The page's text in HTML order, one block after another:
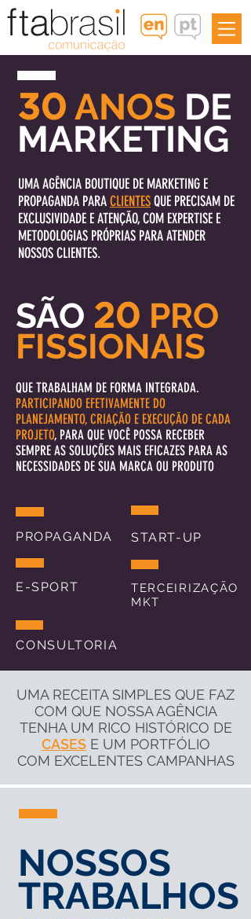
30 ANOS DE
MARKETING
UMA AGÊNCIA BOUTIQUE DE MARKETING E
PROPAGANDA PARACLIENTESQUE PRECISAM DE
EXCLUSIVIDADE E ATENÇÃO, COM EXPERTISE E
METODOLOGIAS PRÓPRIAS PARA ATENDER
NOSSOS CLIENTES.
SÃO 20 PRO
FISSIONAIS
QUE TRABALHAM DE FORMA INTEGRADA.
PARTICIPANDO EFETIVAMENTE DO
PLANEJAMENTO, CRIAÇÃO E EXECUÇÃO DE CADA
PROJETO, PARA QUE VOCÊ POSSA RECEBER
SEMPRE AS SOLUÇÕES MAIS EFICAZES PARA AS
NECESSIDADES DE SUA MARCA OU PRODUTO
PROPAGANDA
E-SPORT
START-UP
TERCEIRIZAÇÃO
MKT
CONSULTORIA
UMA RECEITA SIMPLES QUE FAZ
COM QUE NOSSA AGÊNCIA
TENHA UM RICO HISTÓRICO DE
CASES E UM PORTFÓLIO
COM EXCELENTES CAMPANHAS
NOSSOS
TRABALHOS